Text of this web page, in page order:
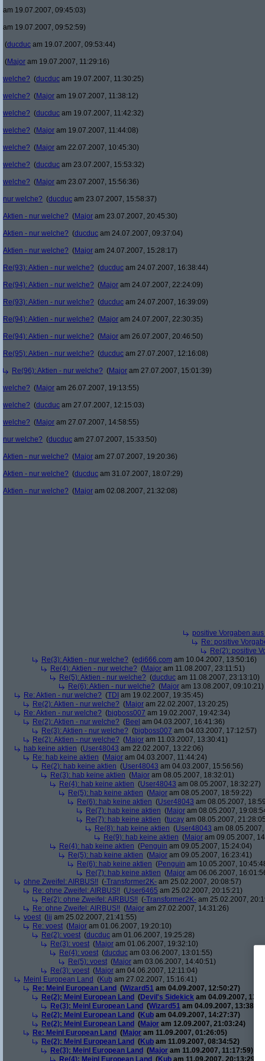
am 19.07.2007, 09:45:03)
am 19.07.2007, 09:52:59)
(ducduc am 19.07.2007, 09:53:44)
(Major am 19.07.2007, 11:29:16)
welche? (ducduc am 19.07.2007, 11:30:25)
welche? (Major am 19.07.2007, 11:38:12)
welche? (ducduc am 19.07.2007, 11:42:32)
welche? (Major am 19.07.2007, 11:44:08)
welche? (Major am 22.07.2007, 10:45:30)
welche? (ducduc am 23.07.2007, 15:53:32)
welche? (Major am 23.07.2007, 15:56:36)
nur welche? (ducduc am 23.07.2007, 15:58:37)
Aktien - nur welche? (Major am 23.07.2007, 20:45:30)
Aktien - nur welche? (ducduc am 24.07.2007, 09:37:04)
Aktien - nur welche? (Major am 24.07.2007, 15:28:17)
Re(93): Aktien - nur welche? (ducduc am 24.07.2007, 16:38:44)
Re(94): Aktien - nur welche? (Major am 24.07.2007, 22:24:09)
Re(93): Aktien - nur welche? (ducduc am 24.07.2007, 16:39:09)
Re(94): Aktien - nur welche? (Major am 24.07.2007, 22:30:35)
Re(94): Aktien - nur welche? (Major am 26.07.2007, 20:46:50)
Re(95): Aktien - nur welche? (ducduc am 27.07.2007, 12:16:08)
Re(96): Aktien - nur welche? (Major am 27.07.2007, 15:01:39)
welche? (Major am 26.07.2007, 19:13:55)
welche? (ducduc am 27.07.2007, 12:15:03)
welche? (Major am 27.07.2007, 14:58:55)
nur welche? (ducduc am 27.07.2007, 15:33:50)
Aktien - nur welche? (Major am 27.07.2007, 19:20:36)
Aktien - nur welche? (ducduc am 31.07.2007, 18:07:29)
Aktien - nur welche? (Major am 02.08.2007, 21:32:08)
positive Vorgaben
Re: positive
Re(2): positive
Re(3): Aktien - nur welche? (edi666.com am 10.04.2007, 13:50:16)
Re(4): Aktien - nur welche? (Major am 11.08.2007, 23:11:51)
Re(5): Aktien - nur welche? (ducduc am 11.08.2007, 23:13:10)
Re(6): Aktien - nur welche? (Major am 13.08.2007, 09:10:21)
Re: Aktien - nur welche? (TDI am 19.02.2007, 19:35:45)
Re(2): Aktien - nur welche? (Major am 22.02.2007, 13:20:25)
Re: Aktien - nur welche? (bigboss007 am 19.02.2007, 19:42:34)
Re(2): Aktien - nur welche? (Beel am 04.03.2007, 16:41:36)
Re(3): Aktien - nur welche? (bigboss007 am 04.03.2007, 17:12:57)
Re(2): Aktien - nur welche? (Major am 11.03.2007, 13:30:41)
hab keine aktien (User48043 am 22.02.2007, 13:22:06)
Re: hab keine aktien (Major am 04.03.2007, 11:44:24)
Re(2): hab keine aktien (User48043 am 04.03.2007, 15:56:56)
Re(3): hab keine aktien (Major am 08.05.2007, 18:32:01)
Re(4): hab keine aktien (User48043 am 08.05.2007, 18:32:27)
Re(5): hab keine aktien (Major am 08.05.2007, 18:59:22)
Re(6): hab keine aktien (User48043 am 08.05.2007,
Re(7): hab keine aktien (Major am 08.05.2007,
Re(7): hab keine aktien (tucay am 08.05.2007,
Re(8): hab keine aktien (User48043 am
Re(9): hab keine aktien (Major am 09.05.2007,
Re(4): hab keine aktien (Penguin am 09.05.2007, 15:24:04)
Re(5): hab keine aktien (Major am 09.05.2007, 16:23:41)
Re(6): hab keine aktien (Penguin am 10.05.2007,
Re(7): hab keine aktien (Major am 06.06.2007,
ohne Zweifel: AIRBUS!! (-Transformer2K- am 25.02.2007, 20:08:57)
Re: ohne Zweifel: AIRBUS!! (User6465 am 25.02.2007, 20:15:21)
Re(2): ohne Zweifel: AIRBUS!! (-Transformer2K- am 25.02.2007,
Re: ohne Zweifel: AIRBUS!! (Major am 27.02.2007, 14:31:26)
voest ( lij am 25.02.2007, 21:41:55)
Re: voest (Major am 01.06.2007, 19:20:10)
Re(2): voest (ducduc am 01.06.2007, 19:25:28)
Re(3): voest (Major am 01.06.2007, 19:32:10)
Re(4): voest (ducduc am 03.06.2007, 13:01:55)
Re(5): voest (Major am 03.06.2007, 14:40:51)
Re(3): voest (Major am 04.06.2007, 12:11:04)
Meinl European Land (Kub am 27.02.2007, 15:16:41)
Re: Meinl European Land (Wizard51 am 04.09.2007, 12:50:27)
Re(2): Meinl European Land (Devil's Sidekick am 04.09.2007,
Re(3): Meinl European Land (Wizard51 am 04.09.2007,
Re(2): Meinl European Land (Kub am 04.09.2007, 14:27:37)
Re(2): Meinl European Land (Major am 12.09.2007, 21:03:24)
Re: Meinl European Land (Major am 11.09.2007, 01:26:05)
Re(2): Meinl European Land (Kub am 11.09.2007, 08:34:52)
Re(3): Meinl European Land (Major am 11.09.2007, 11:17:59)
Re(4): Meinl European Land (Kub am 11.09.2007, 20:13:29)